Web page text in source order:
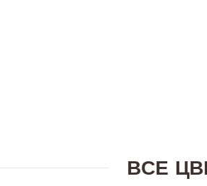
ВСЕ